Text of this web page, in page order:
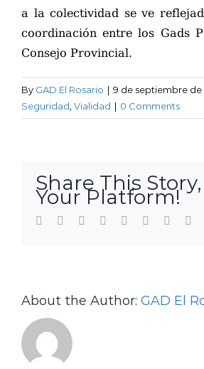
a la colectividad se ve
coordinación entre los Gads
Consejo Provincial.
By GAD El Rosario | 9 de septiembre de
Seguridad, Vialidad | 0 Comments
Share This
Your Platform!
Facebook
TwitterLinkedIn
Reddit WhatsApp
Tumblr
About the Author: GAD El